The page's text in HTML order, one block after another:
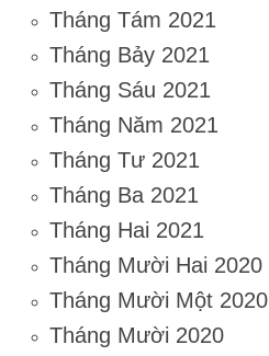
Tháng Tám 2021
Tháng Bảy 2021
Tháng Sáu 2021
Tháng Năm 2021
Tháng Tư 2021
Tháng Ba 2021
Tháng Hai 2021
Tháng Mười Hai 2020
Tháng Mười Một 2020
Tháng Mười 2020